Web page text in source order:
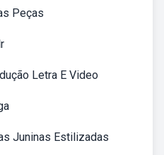
Peças
Letra E Video
Juninas Estilizadas